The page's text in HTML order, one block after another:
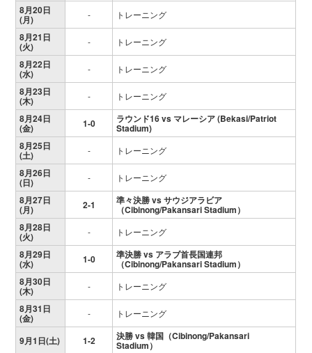
8月20日
(月) - トレーニング
8月21日
(火) - トレーニング
8月22日
(水) - トレーニング
8月23日
(木) - トレーニング
8月24日
(金) 1-0 ラウンド16 vs マレーシア (Bekasi/Patriot
Stadium)
8月25日
(土) - トレーニング
8月26日
(日) - トレーニング
8月27日
(月) 2-1 準々決勝 vs サウジアラビア
（Cibinong/Pakansari Stadium）
8月28日
(火) - トレーニング
8月29日
(水) 1-0 準決勝 vs アラブ首長国連邦
（Cibinong/Pakansari Stadium）
8月30日
(木) - トレーニング
8月31日
(金) - トレーニング
9月1日(土) 1-2 決勝 vs 韓国（Cibinong/Pakansari
Stadium）